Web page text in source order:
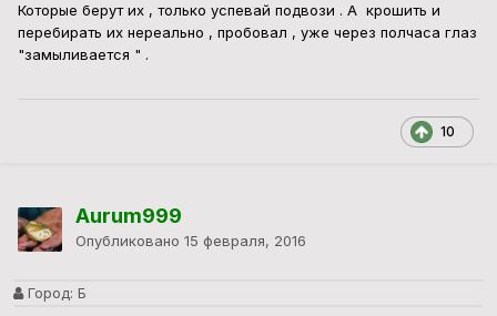
Которые берут их , только успевай подвози . А крошить и
перебирать их нереально , пробовал , уже через полчаса глаз
"замыливается " .
10
Aurum999
Опубликовано 15 февраля, 2016
Город: Б